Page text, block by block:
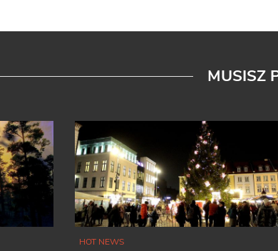
MUSISZ
HOT NEWS